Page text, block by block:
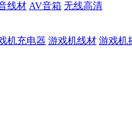
线材 AV音箱 无线高清
机充电器 游戏机线材 游戏机